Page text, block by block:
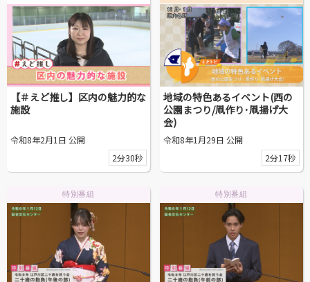
【＃えど推し】区内の魅力的な
施設
令和8年2月1日 公開
2分30秒
地域の特色あるイベント(西の
公園まつり/凧作り･凧揚げ大
会)
令和8年1月29日 公開
2分17秒
特別番組 特別番組